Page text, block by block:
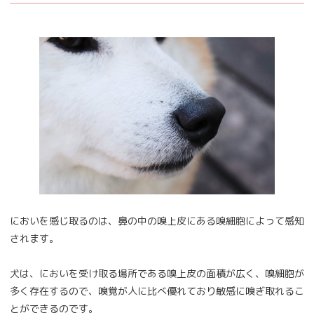
においを感じ取るのは、鼻の中の嗅上皮にある嗅細胞によって感知
されます。
犬は、においを受け取る場所である嗅上皮の面積が広く、嗅細胞が
多く存在するので、嗅覚が人に比べ優れており敏感に嗅ぎ取れるこ
とができるのです。